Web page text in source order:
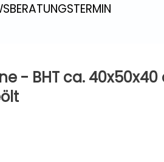
BERATUNGSTERMIN
- BHT ca.